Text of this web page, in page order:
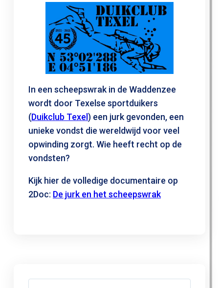
In een scheepswrak in de Waddenzee
wordt door Texelse sportduikers
(Duikclub Texel) een jurk gevonden, een
unieke vondst die wereldwijd voor veel
opwinding zorgt. Wie heeft recht op de
vondsten?
Kijk hier de volledige documentaire op
2Doc: De jurk en het scheepswrak